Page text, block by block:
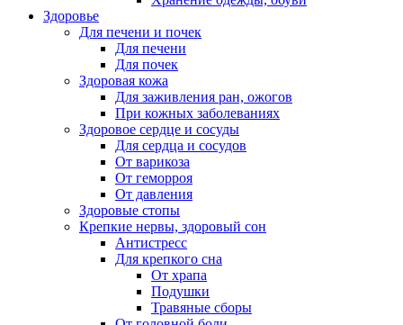
Здоровье
Для печени и почек
Для печени
Для почек
Здоровая кожа
Для заживления ран, ожогов
При кожных заболеваниях
Здоровое сердце и сосуды
Для сердца и сосудов
От варикоза
От геморроя
От давления
Здоровые стопы
Крепкие нервы, здоровый сон
Антистресс
Для крепкого сна
От храпа
Подушки
Травяные сборы